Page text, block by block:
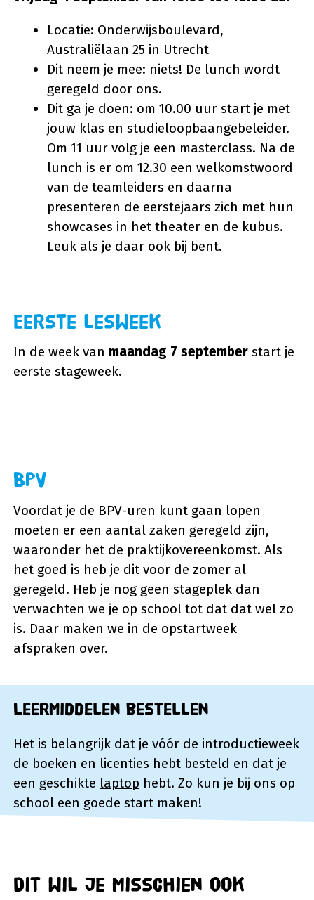
Locatie: Onderwijsboulevard,
Australiëlaan 25 in Utrecht
Dit neem je mee: niets! De lunch wordt
geregeld door ons.
Dit ga je doen: om 10.00 uur start je met
jouw klas en studieloopbaangebeleider.
Om 11 uur volg je een masterclass. Na de
lunch is er om 12.30 een welkomstwoord
van de teamleiders en daarna
presenteren de eerstejaars zich met hun
showcases in het theater en de kubus.
Leuk als je daar ook bij bent.
Eerste lesweek
In de week van maandag 7 september start je
eerste stageweek.
BPV
Voordat je de BPV-uren kunt gaan lopen
moeten er een aantal zaken geregeld zijn,
waaronder het de praktijkovereenkomst. Als
het goed is heb je dit voor de zomer al
geregeld. Heb je nog geen stageplek dan
verwachten we je op school tot dat dat wel zo
is. Daar maken we in de opstartweek
afspraken over.
Leermiddelen bestellen
Het is belangrijk dat je vóór de introductieweek
de boeken en licenties hebt besteld en dat je
een geschikte laptop hebt. Zo kun je bij ons op
school een goede start maken!
Dit wil je misschien ook